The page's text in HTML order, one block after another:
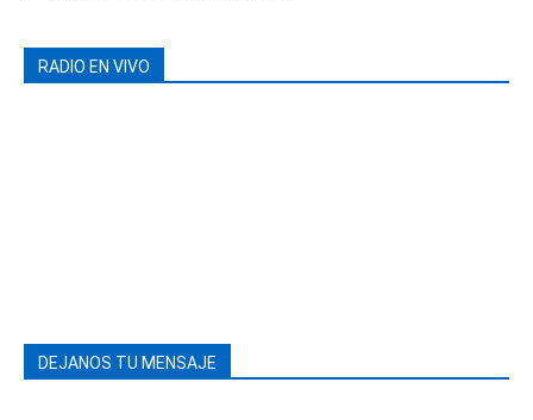
RADIO EN VIVO
DEJANOS TU MENSAJE